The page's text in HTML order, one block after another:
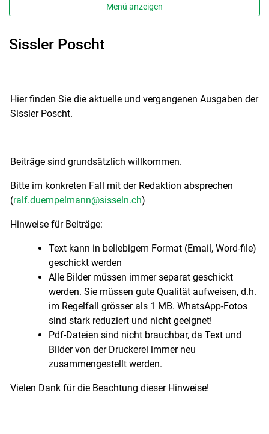
Menü anzeigen
Sissler Poscht
Hier finden Sie die aktuelle und vergangenen Ausgaben der
Sissler Poscht.
Beiträge sind grundsätzlich willkommen.
Bitte im konkreten Fall mit der Redaktion absprechen
(ralf.duempelmann@sisseln.ch)
Hinweise für Beiträge:
Text kann in beliebigem Format (Email, Word-file)
geschickt werden
Alle Bilder müssen immer separat geschickt
werden. Sie müssen gute Qualität aufweisen, d.h.
im Regelfall grösser als 1 MB. WhatsApp-Fotos
sind stark reduziert und nicht geeignet!
Pdf-Dateien sind nicht brauchbar, da Text und
Bilder von der Druckerei immer neu
zusammengestellt werden.
Vielen Dank für die Beachtung dieser Hinweise!